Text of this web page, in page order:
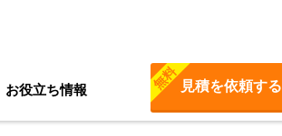
お役立ち情報 見積を依頼する
無料